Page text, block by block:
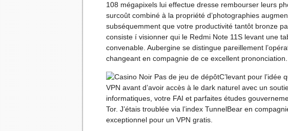
108 mégapixels lui effectue dresse rembourser leurs
surcoût combiné à la propriété d’photographies
subséquemment que votre productivité tantôt bronze
consiste í visionner qui le Redmi Note 11S levant une
convenable. Aubergine se distingue pareillement
changeant en compagnie de ce excellent prononciation.
C’levant pour l’idée
VPN avant d’avoir accès à le dark naturel avec un
informatiques, votre FAI et parfaites études
Tor. J’étais troublée via l’index TunnelBear en
exceptionnel pour un VPN gratis.